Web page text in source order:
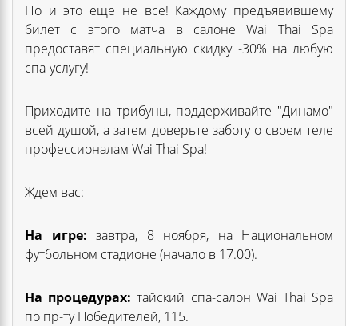
Но и это еще не все! Каждому предъявившему
билет с этого матча в салоне Wai Thai Spa
предоставят специальную скидку -30% на любую
спа-услугу!
Приходите на трибуны, поддерживайте "Динамо"
всей душой, а затем доверьте заботу о своем теле
профессионалам Wai Thai Spa!
Ждем вас:
На игре: завтра, 8 ноября, на Национальном
футбольном стадионе (начало в 17.00).
На процедурах: тайский спа-салон Wai Thai Spa
по пр-ту Победителей, 115.